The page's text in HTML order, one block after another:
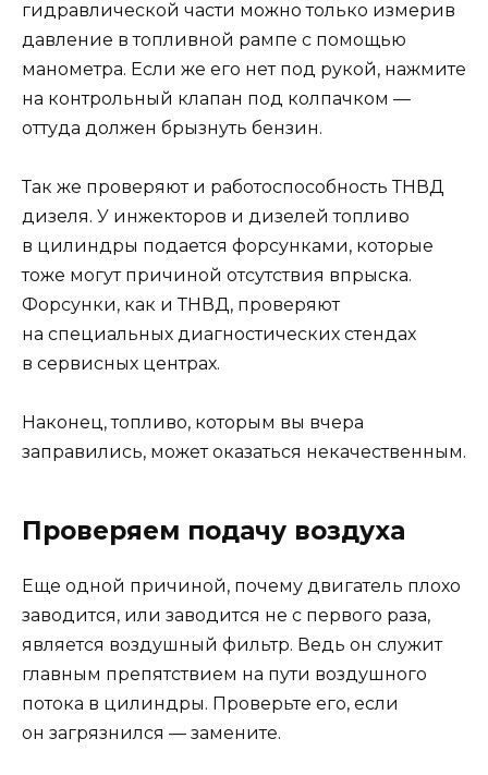
гидравлической части можно только измерив
давление в топливной рампе с помощью
манометра. Если же его нет под рукой, нажмите
на контрольный клапан под колпачком —
оттуда должен брызнуть бензин.
Так же проверяют и работоспособность ТНВД
дизеля. У инжекторов и дизелей топливо
в цилиндры подается форсунками, которые
тоже могут причиной отсутствия впрыска.
Форсунки, как и ТНВД, проверяют
на специальных диагностических стендах
в сервисных центрах.
Наконец, топливо, которым вы вчера
заправились, может оказаться некачественным.
Проверяем подачу воздуха
Еще одной причиной, почему двигатель плохо
заводится, или заводится не с первого раза,
является воздушный фильтр. Ведь он служит
главным препятствием на пути воздушного
потока в цилиндры. Проверьте его, если
он загрязнился — замените.